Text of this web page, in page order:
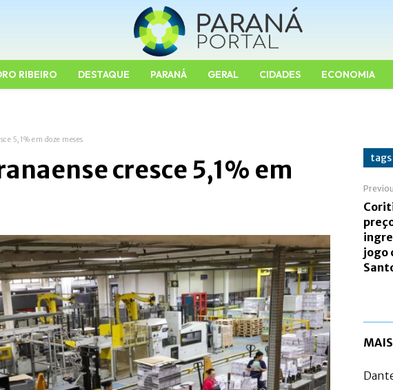
RIBEIRO DESTAQUE PARANÁ GERAL CIDADES ECONOMIA
5,1% em doze meses
cresce 5,1% em
tags
jogo